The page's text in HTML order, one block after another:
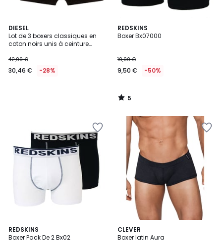
DIESEL
Lot de 3 boxers classiques en
coton noirs unis à ceinture
42,90 €
30,46 € -28%
REDSKINS
Boxer Bx07000
19,00 €
9,50 € -50%
5
/
5
/
REDSKINS
Boxer Pack De 2 Bx02
2
Couleurs
CLEVER
Boxer latin Aura